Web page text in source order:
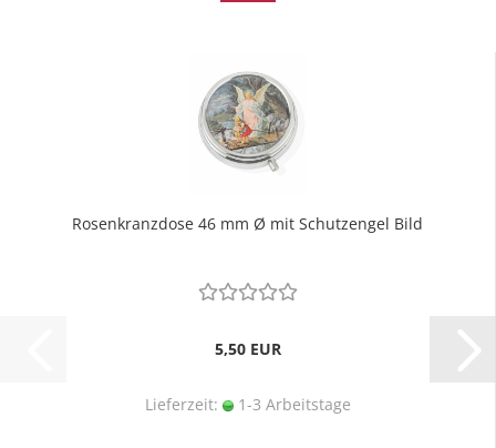
Rosenkranzdose 46 mm Ø mit Schutzengel Bild
5,50 EUR
Lieferzeit: 1-3 Arbeitstage